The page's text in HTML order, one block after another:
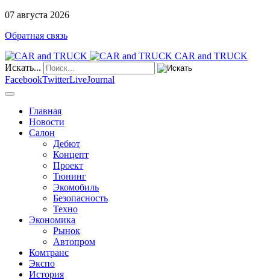
07 августа 2026
Обратная связь
CAR and TRUCK
Искать...
FacebookTwitterLiveJournal
Главная
Новости
Салон
Дебют
Концепт
Проект
Тюнинг
Экомобиль
Безопасность
Техно
Экономика
Рынок
Автопром
Комтранс
Экспо
История